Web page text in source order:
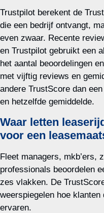
Trustpilot berekent de
die een bedrijf ontvangt,
even zwaar. Recente
en Trustpilot gebruikt een
het aantal beoordelingen
met vijftig reviews en
andere TrustScore dan
en hetzelfde gemiddelde.
Waar letten
voor een
Fleet managers, mkb’ers,
professionals beoordelen
zes vlakken. De
weerspiegelen hoe
ervaren.